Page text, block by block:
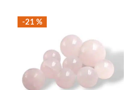
-21 %